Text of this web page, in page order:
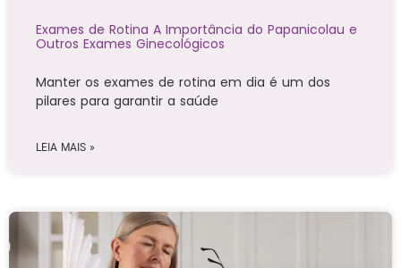
Exames de Rotina A Importância do Papanicolau e
Outros Exames Ginecológicos
Manter os exames de rotina em dia é um dos
pilares para garantir a saúde
LEIA MAIS »